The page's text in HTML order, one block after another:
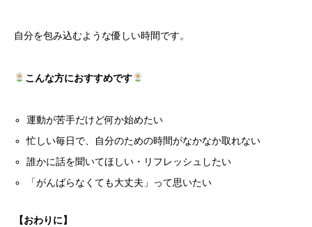
自分を包み込むような優しい時間です。
こんな方におすすめです
運動が苦手だけど何か始めたい
忙しい毎日で、自分のための時間がなかなか取れない
誰かに話を聞いてほしい・リフレッシュしたい
「がんばらなくても大丈夫」って思いたい
【おわりに】